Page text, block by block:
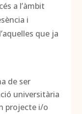
a l’àmbit
i
que ja
de ser
universitària
projecte i/o